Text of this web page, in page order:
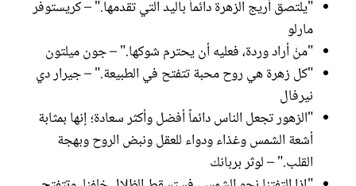
"يلتصق أريج الزهرة دائماً باليد التي تقدمها." – كريستوفر
مارلو
"منْ أراد وردة، فعليه أن يحترم شوكها." – جون ميلتون
"كل زهرة هي روح محبة تتفتح في الطبيعة." – جيرار دي
نيرفال
"الزهور تجعل الناس دائماً أفضل وأكثر سعادة؛ إنها بمثابة
أشعة الشمس وغذاء ودواء للعقل ونبض الروح وبهجة
القلب." – لوثر بربانك